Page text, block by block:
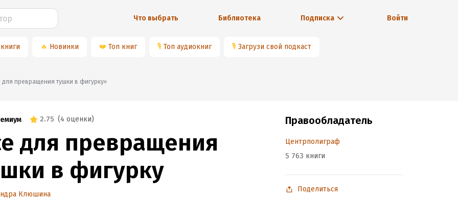
Что выбрать Библиотека Подписка Войти
🔥 Новинки ❤️ Топ книг 🎙 Топ аудиокниг 🎙 Загрузи свой подкаст
для превращения тушки в фигурку»
2.75 (4 оценки)
для превращения
в фигурку
Клюшина
Правообладатель
Центрполиграф
5 763 книги
Поделиться